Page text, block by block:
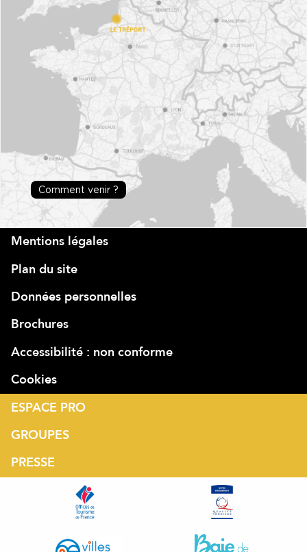
Comment venir ?
Mentions légales
Plan du site
Données personnelles
Brochures
Accessibilité : non conforme
Cookies
ESPACE PRO
GROUPES
PRESSE